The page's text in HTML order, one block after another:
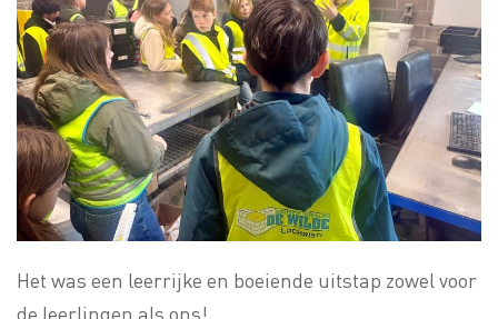
Het was een leerrijke en boeiende uitstap zowel voor
de leerlingen als ons!